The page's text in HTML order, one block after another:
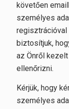
követően
személyes
regisztrációval
biztosítjuk,
az Önről
ellenőrizni.
Kérjük, hogy
személyes